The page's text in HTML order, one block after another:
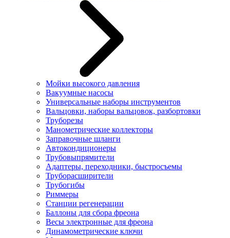
Мойки высокого давления
Вакуумные насосы
Универсальные наборы инструментов
Вальцовки, наборы вальцовок, разбортовки
Труборезы
Манометрические коллекторы
Заправочные шланги
Автокондиционеры
Трубовыпрямители
Адаптеры, переходники, быстросъемы
Труборасширители
Трубогибы
Риммеры
Станции регенерации
Баллоны для сбора фреона
Весы электронные для фреона
Динамометрические ключи